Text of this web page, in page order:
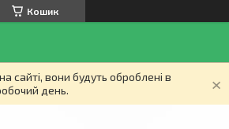
Кошик
вони будуть оброблені в
день.